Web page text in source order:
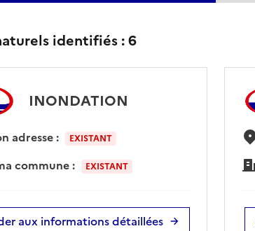
identifiés :6
INONDATION
adresse : EXISTANT
commune : EXISTANT
aux informations détaillées